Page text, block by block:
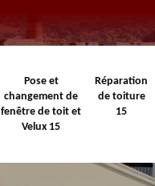
Pose et
changement de
fenêtre de toit et
Velux 15
Réparation
de toiture
15